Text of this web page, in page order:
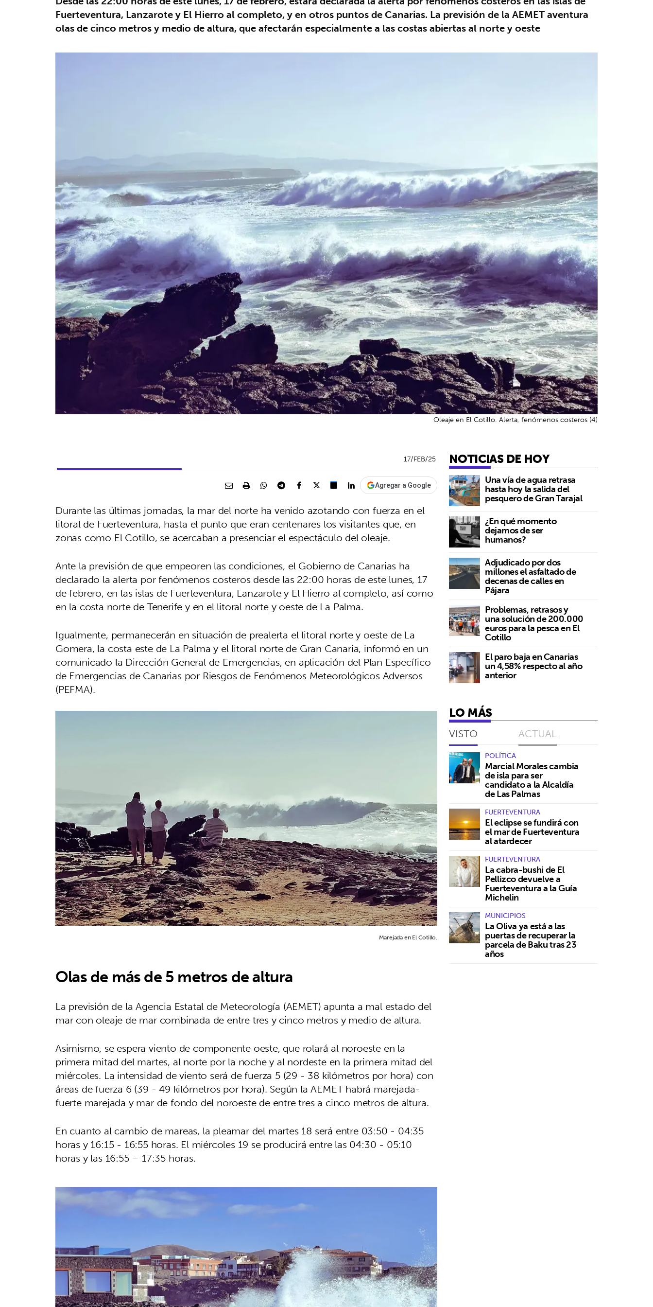
Fuerteventura, Lanzarote y El Hierro al completo, y en otros puntos de Canarias. La previsión de la AEMET aventura
olas de cinco metros y medio de altura, que afectarán especialmente a las costas abiertas al norte y oeste
Oleaje en El Cotillo. Alerta, fenómenos costeros (4)
17/FEB/25
Agregar a Google
Durante las últimas jornadas, la mar del norte ha venido azotando con fuerza en el
litoral de Fuerteventura, hasta el punto que eran centenares los visitantes que, en
zonas como El Cotillo, se acercaban a presenciar el espectáculo del oleaje.
Ante la previsión de que empeoren las condiciones, el Gobierno de Canarias ha
declarado la alerta por fenómenos costeros desde las 22:00 horas de este lunes, 17
de febrero, en las islas de Fuerteventura, Lanzarote y El Hierro al completo, así como
en la costa norte de Tenerife y en el litoral norte y oeste de La Palma.
Igualmente, permanecerán en situación de prealerta el litoral norte y oeste de La
Gomera, la costa este de La Palma y el litoral norte de Gran Canaria, informó en un
comunicado la Dirección General de Emergencias, en aplicación del Plan Específico
de Emergencias de Canarias por Riesgos de Fenómenos Meteorológicos Adversos
(PEFMA).
Marejada en El Cotillo.
Olas de más de 5 metros de altura
La previsión de la Agencia Estatal de Meteorología (AEMET) apunta a mal estado del
mar con oleaje de mar combinada de entre tres y cinco metros y medio de altura.
Asimismo, se espera viento de componente oeste, que rolará al noroeste en la
primera mitad del martes, al norte por la noche y al nordeste en la primera mitad del
miércoles. La intensidad de viento será de fuerza 5 (29 - 38 kilómetros por hora) con
áreas de fuerza 6 (39 - 49 kilómetros por hora). Según la AEMET habrá marejada-
fuerte marejada y mar de fondo del noroeste de entre tres a cinco metros de altura.
En cuanto al cambio de mareas, la pleamar del martes 18 será entre 03:50 - 04:35
horas y 16:15 - 16:55 horas. El miércoles 19 se producirá entre las 04:30 - 05:10
horas y las 16:55 – 17:35 horas.
NOTICIAS DE HOY
Una vía de agua retrasa
hasta hoy la salida del
pesquero de Gran Tarajal
¿En qué momento
dejamos de ser
humanos?
Adjudicado por dos
millones el asfaltado de
decenas de calles en
Pájara
Problemas, retrasos y
una solución de 200.000
euros para la pesca en El
Cotillo
El paro baja en Canarias
un 4,58% respecto al año
anterior
LO MÁS
VISTO ACTUAL
POLÍTICA
Marcial Morales cambia
de isla para ser
candidato a la Alcaldía
de Las Palmas
FUERTEVENTURA
El eclipse se fundirá con
el mar de Fuerteventura
al atardecer
FUERTEVENTURA
La cabra-bushi de El
Pellizco devuelve a
Fuerteventura a la Guía
Michelin
MUNICIPIOS
La Oliva ya está a las
puertas de recuperar la
parcela de Baku tras 23
años